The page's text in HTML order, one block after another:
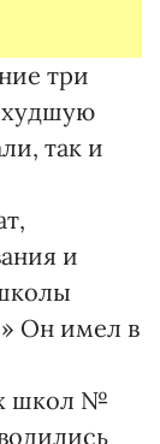
три
худшую
так и
и
Он имел в
школ №